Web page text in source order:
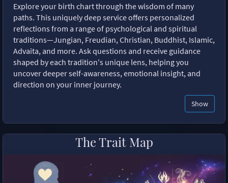
Explore your birth chart through the wisdom of many
paths. This uniquely deep service offers personalized
reflections from a range of psychological and spiritual
traditions—Jungian, Freudian, Christian, Buddhist, Islamic,
Advaita, and more. Ask questions and receive guidance
shaped by each tradition's unique lens, helping you
uncover deeper self-awareness, emotional insight, and
direction on your inner journey.
Show
The Trait Map